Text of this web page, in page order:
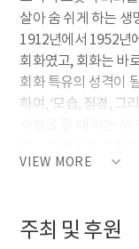
살아 숨 쉬게 하는 생
1912년에서 1952년
회화였고, 회화는 바
회화 특유의 성격이
하여, ‘모습, 정경, 그
이인성이 “화가의 미
“그리다”라는 행위와
VIEW MORE
주최 및 후원